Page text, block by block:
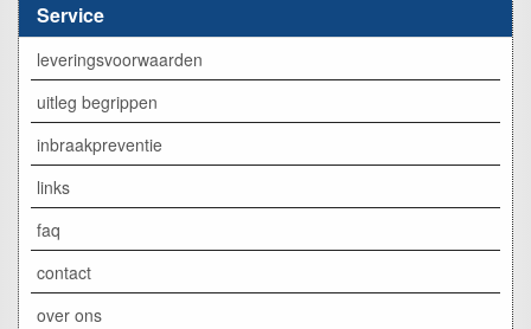
Service
leveringsvoorwaarden
uitleg begrippen
inbraakpreventie
links
faq
contact
over ons